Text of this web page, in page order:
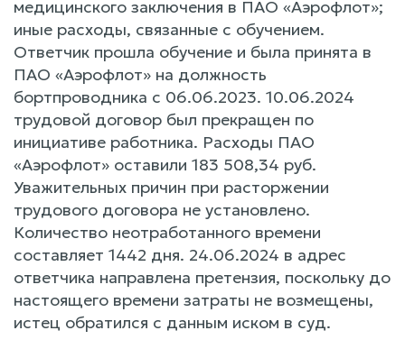
медицинского заключения в ПАО «Аэрофлот»;
иные расходы, связанные с обучением.
Ответчик прошла обучение и была принята в
ПАО «Аэрофлот» на должность
бортпроводника с 06.06.2023. 10.06.2024
трудовой договор был прекращен по
инициативе работника. Расходы ПАО
«Аэрофлот» оставили 183 508,34 руб.
Уважительных причин при расторжении
трудового договора не установлено.
Количество неотработанного времени
составляет 1442 дня. 24.06.2024 в адрес
ответчика направлена претензия, поскольку до
настоящего времени затраты не возмещены,
истец обратился с данным иском в суд.